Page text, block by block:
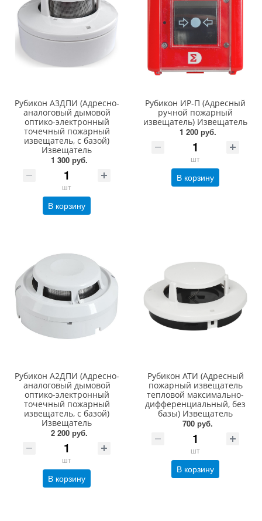
Рубикон А3ДПИ (Адресно-
аналоговый дымовой
оптико-электронный
точечный пожарный
извещатель, с базой)
Извещатель
1 300 руб.
шт
В корзину
Рубикон ИР-П (Адресный
ручной пожарный
извещатель) Извещатель
1 200 руб.
шт
В корзину
Рубикон А2ДПИ (Адресно-
аналоговый дымовой
оптико-электронный
точечный пожарный
извещатель, с базой)
Извещатель
2 200 руб.
шт
В корзину
Рубикон АТИ (Адресный
пожарный извещатель
тепловой максимально-
дифференциальный, без
базы) Извещатель
700 руб.
шт
В корзину